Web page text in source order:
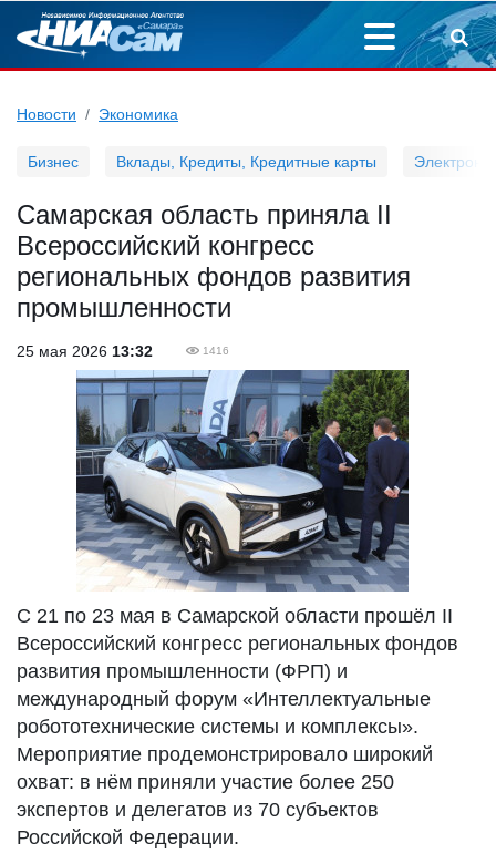
Новости Экономика
Бизнес Вклады, Кредиты, Кредитные карты
Самарская область приняла II
Всероссийский конгресс
региональных фондов развития
промышленности
25 мая 2026 13:32 1416
С 21 по 23 мая в Самарской области прошёл II
Всероссийский конгресс региональных фондов
развития промышленности (ФРП) и
международный форум «Интеллектуальные
робототехнические системы и комплексы».
Мероприятие продемонстрировало широкий
охват: в нём приняли участие более 250
экспертов и делегатов из 70 субъектов
Российской Федерации.